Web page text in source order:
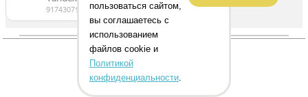
пользоваться сайтом,
вы соглашаетесь с
использованием
файлов cookie и
Политикой
конфиденциальности.